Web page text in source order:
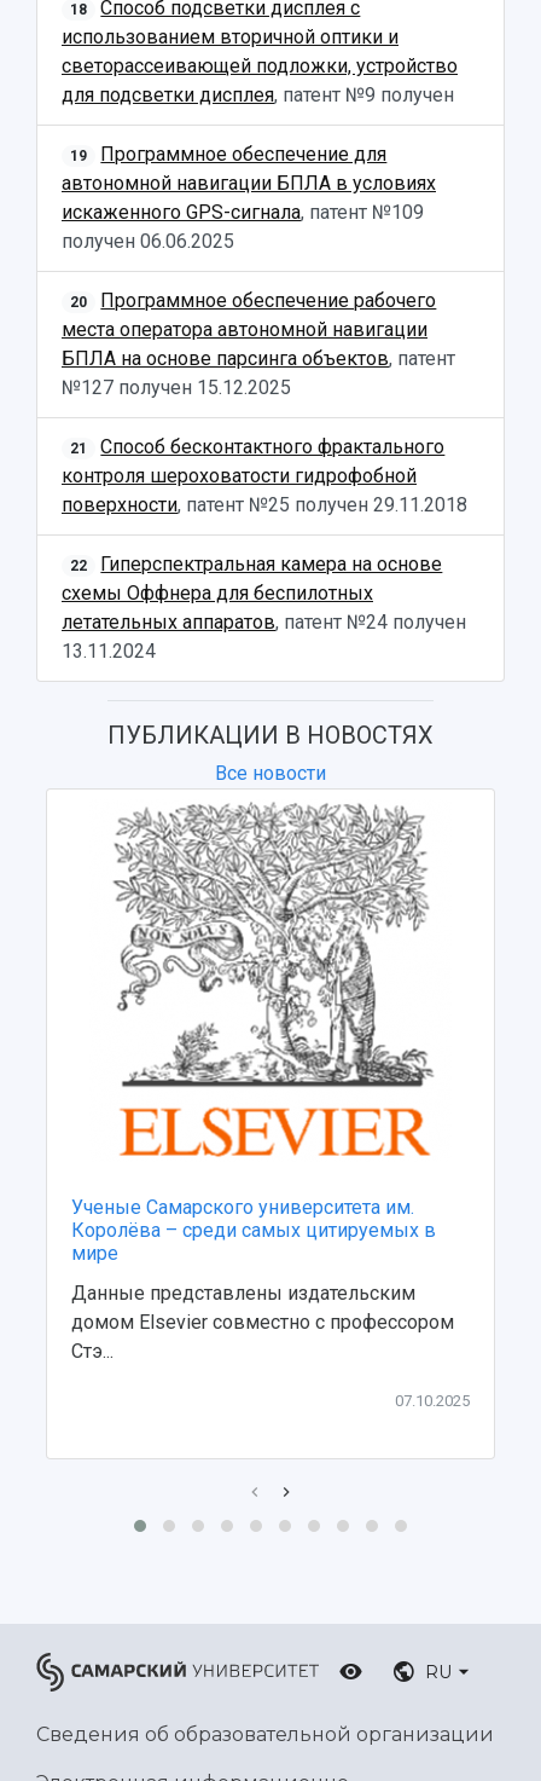
18
Способ подсветки дисплея с
использованием вторичной оптики и
светорассеивающей подложки, устройство
для подсветки дисплея, патент №9 получен
19
Программное обеспечение для
автономной навигации БПЛА в условиях
искаженного GPS-сигнала, патент №109
получен 06.06.2025
20
Программное обеспечение рабочего
места оператора автономной навигации
БПЛА на основе парсинга объектов, патент
№127 получен 15.12.2025
21
Способ бесконтактного фрактального
контроля шероховатости гидрофобной
поверхности, патент №25 получен 29.11.2018
22
Гиперспектральная камера на основе
схемы Оффнера для беспилотных
летательных аппаратов, патент №24 получен
13.11.2024
ПУБЛИКАЦИИ В НОВОСТЯХ
Все новости
Ученые Самарского университета им.
Королёва – среди самых цитируемых в
мире
Данные представлены издательским
домом Elsevier совместно с профессором
Стэ...
07.10.2025
RU
Сведения об образовательной организации